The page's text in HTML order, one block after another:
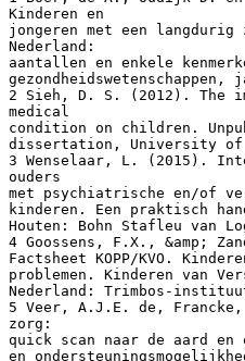
Kinderen en
jongeren met een
Nederland:
aantallen en enkele
2 Sieh, D. S. (2012). The
medical
condition on children.
dissertation, University of
3 Wenselaar, L. (2015).
ouders
met psychiatrische en/of
kinderen. Een praktisch
Houten: Bohn Stafleu van
4 Goossens, F.X., &amp;
Factsheet KOPP/KVO.
problemen. Kinderen van
Nederland: Trimbos-
5 Veer, A.J.E. de,
zorg:
quick scan naar de aard en
en